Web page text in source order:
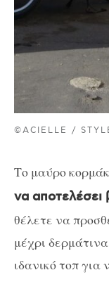
©ACIELLE /
Το μαύρο
να αποτελέσει
θέλετε να
μέχρι
ιδανικό τοπ για